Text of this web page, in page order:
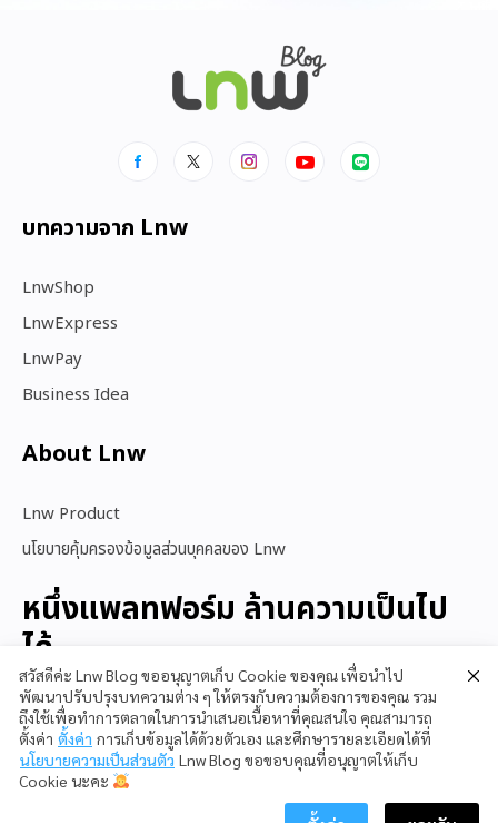
บทความจาก Lnw
LnwShop
LnwExpress
LnwPay
Business Idea
About Lnw​
Lnw Product
นโยบายคุ้มครองข้อมูลส่วนบุคคลของ Lnw
หนึ่งแพลทฟอร์ม ล้านความเป็นไป
ได้
สนใจใช้ LnwShop
สวัสดีค่ะ Lnw Blog ขออนุญาตเก็บ Cookie ของคุณ เพื่อนำไป
พัฒนาปรับปรุงบทความต่าง ๆ ให้ตรงกับความต้องการของคุณ รวม
ถึงใช้เพื่อทำการตลาดในการนำเสนอเนื้อหาที่คุณสนใจ คุณสามารถ
ตั้งค่า ตั้งค่า การเก็บข้อมูลได้ด้วยตัวเอง และศึกษารายละเอียดได้ที่
นโยบายความเป็นส่วนตัว Lnw Blog ขอขอบคุณที่อนุญาตให้เก็บ
Cookie นะคะ